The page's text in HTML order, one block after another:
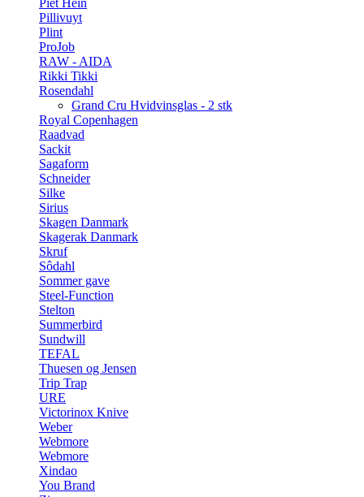
Piet Hein
Pillivuyt
Plint
ProJob
RAW - AIDA
Rikki Tikki
Rosendahl
Grand Cru Hvidvinsglas - 2 stk
Royal Copenhagen
Raadvad
Sackit
Sagaform
Schneider
Silke
Sirius
Skagen Danmark
Skagerak Danmark
Skruf
Sôdahl
Sommer gave
Steel-Function
Stelton
Summerbird
Sundwill
TEFAL
Thuesen og Jensen
Trip Trap
URE
Victorinox Knive
Weber
Webmore
Webmore
Xindao
You Brand